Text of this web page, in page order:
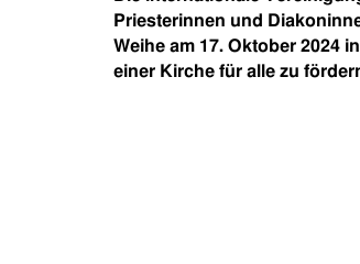
Priesterinnen und
Weihe am 17. Oktober 2024
einer Kirche für alle zu